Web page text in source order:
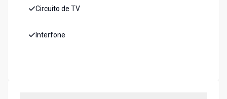
Circuito de TV
Interfone